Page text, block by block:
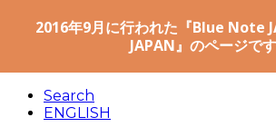
2016年9月に行われた『Blue Note
JAPAN』のページです
Search
ENGLISH